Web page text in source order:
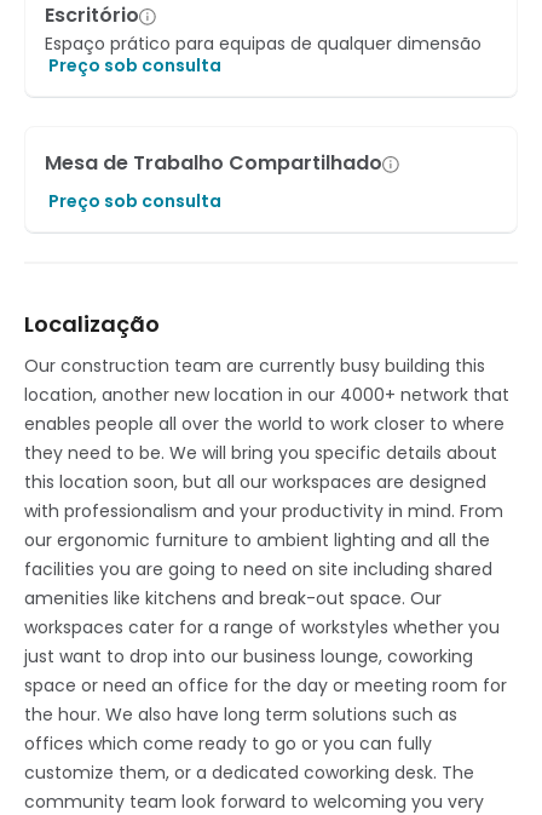
Escritório
Espaço prático para equipas de qualquer dimensão
Preço sob consulta
Mesa de Trabalho Compartilhado
Preço sob consulta
Localização
Our construction team are currently busy building this
location, another new location in our 4000+ network that
enables people all over the world to work closer to where
they need to be. We will bring you specific details about
this location soon, but all our workspaces are designed
with professionalism and your productivity in mind. From
our ergonomic furniture to ambient lighting and all the
facilities you are going to need on site including shared
amenities like kitchens and break-out space. Our
workspaces cater for a range of workstyles whether you
just want to drop into our business lounge, coworking
space or need an office for the day or meeting room for
the hour. We also have long term solutions such as
offices which come ready to go or you can fully
customize them, or a dedicated coworking desk. The
community team look forward to welcoming you very